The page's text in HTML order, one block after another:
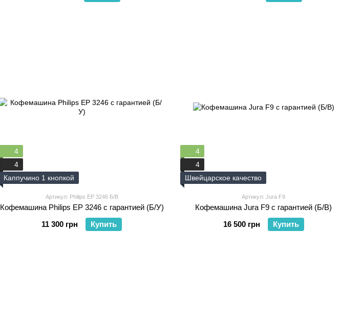
4
4
Каппучино 1 кнопкой
Артикул: Philips EP 3246 Б/В
Кофемашина Philips EP 3246 с гарантией (Б/У)
11 300 грн
Купить
4
4
Швейцарское качество
Артикул: Jura F9
Кофемашина Jura F9 с гарантией (Б/B)
16 500 грн
Купить